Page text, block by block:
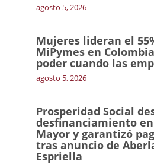
agosto 5, 2026
Mujeres lideran el
MiPymes en
poder cuando las
agosto 5, 2026
Prosperidad Social
desfinanciamiento
Mayor y garantizó
tras anuncio de
Espriella